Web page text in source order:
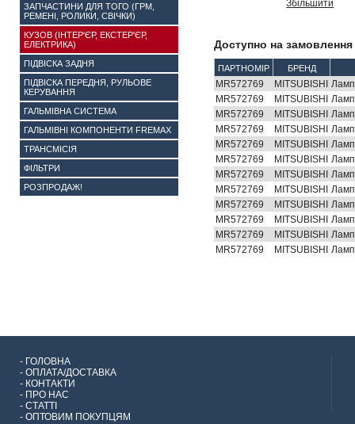
Збільшити
Доступно на
ПАРТНОМІР БРЕНД
MR572769 MITSUBISHI
MR572769
MITSUBISHI
MR572769
MITSUBISHI
MR572769
MITSUBISHI
MR572769
MITSUBISHI
MR572769
MITSUBISHI
MR572769
MITSUBISHI
MR572769
MITSUBISHI
MR572769
MITSUBISHI
MR572769
MITSUBISHI
MR572769
MITSUBISHI
MR572769
MITSUBISHI
ЗАПЧАСТИНИ ДЛЯ ТОГО (ГРМ,
РЕМЕНІ, РОЛИКИ, СВІЧКИ)
КУЗОВ (ІНТЕР'ЄР, ЕКСТЕР'ЄР,
ЕЛЕКТРИКА)
ПІДВІСКА ЗАДНЯ
ПІДВІСКА ПЕРЕДНЯ, РУЛЬОВЕ
КЕРУВАННЯ
ГАЛЬМІВНА СИСТЕМА
ГАЛЬМІВНІ КОМПОНЕНТИ FREMAX
ТРАНСМІСІЯ
ФІЛЬТРИ
РОЗПРОДАЖ!
- ГОЛОВНА
- ОПЛАТА/ДОСТАВКА
- КОНТАКТИ
- ПРО НАС
- СТАТТІ
- ОПТОВИМ ПОКУПЦЯМ